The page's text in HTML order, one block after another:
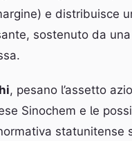
e distribuisce
sostenuto da
, pesano l’assetto
Sinochem e le
statunitense